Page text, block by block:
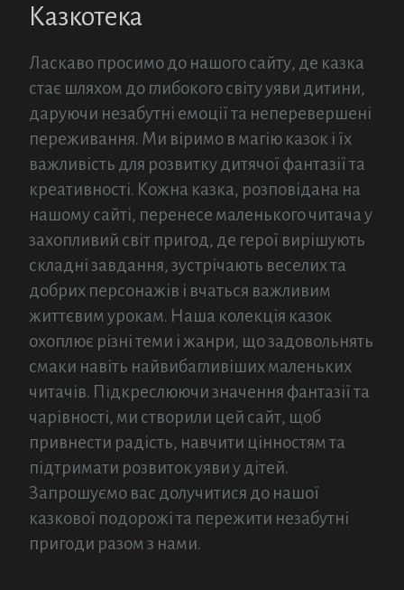
Казкотека
Ласкаво просимо до нашого сайту, де казка
стає шляхом до глибокого світу уяви дитини,
даруючи незабутні емоції та неперевершені
переживання. Ми віримо в магію казок і їх
важливість для розвитку дитячої фантазії та
креативності. Кожна казка, розповідана на
нашому сайті, перенесе маленького читача у
захопливий світ пригод, де герої вирішують
складні завдання, зустрічають веселих та
добрих персонажів і вчаться важливим
життєвим урокам. Наша колекція казок
охоплює різні теми і жанри, що задовольнять
смаки навіть найвибагливіших маленьких
читачів. Підкреслюючи значення фантазії та
чарівності, ми створили цей сайт, щоб
привнести радість, навчити цінностям та
підтримати розвиток уяви у дітей.
Запрошуємо вас долучитися до нашої
казкової подорожі та пережити незабутні
пригоди разом з нами.